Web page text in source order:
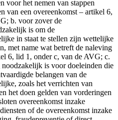
voor het nemen van stappen
van een overeenkomst – artikel 6,
b. voor zover de
is om de
in staat te stellen zijn wettelijke
met name wat betreft de naleving
6, lid 1, onder c, van de AVG; c.
is voor doeleinden die
belangen van de
zoals het verrichten van
het doen gelden van vorderingen
overeenkomst inzake
of de overeenkomst inzake